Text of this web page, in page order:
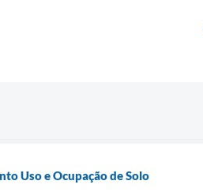
Uso e Ocupação de Solo